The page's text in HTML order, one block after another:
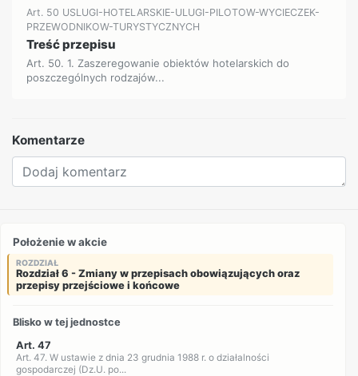
Art. 50 USLUGI-HOTELARSKIE-ULUGI-PILOTOW-WYCIECZEK-
PRZEWODNIKOW-TURYSTYCZNYCH
Treść przepisu
Art. 50. 1. Zaszeregowanie obiektów hotelarskich do
poszczególnych rodzajów...
Komentarze
Położenie w akcie
ROZDZIAŁ
Rozdział 6 - Zmiany w przepisach obowiązujących oraz
przepisy przejściowe i końcowe
Blisko w tej jednostce
Art. 47
Art. 47. W ustawie z dnia 23 grudnia 1988 r. o działalności
gospodarczej (Dz.U. po...